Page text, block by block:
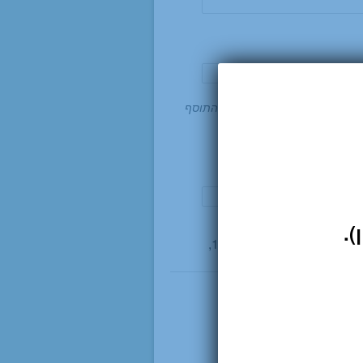
איך מגיעים אלינו (הצנחנים 14,